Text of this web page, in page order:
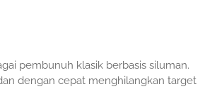
pembunuh klasik berbasis siluman.
dengan cepat menghilangkan target